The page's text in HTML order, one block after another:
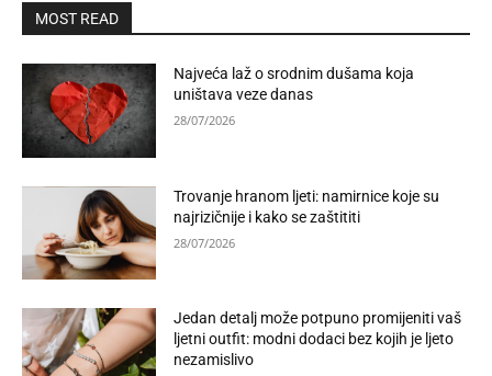
MOST READ
Najveća laž o srodnim dušama koja
uništava veze danas
28/07/2026
Trovanje hranom ljeti: namirnice koje su
najrizičnije i kako se zaštititi
28/07/2026
Jedan detalj može potpuno promijeniti vaš
ljetni outfit: modni dodaci bez kojih je ljeto
nezamislivo